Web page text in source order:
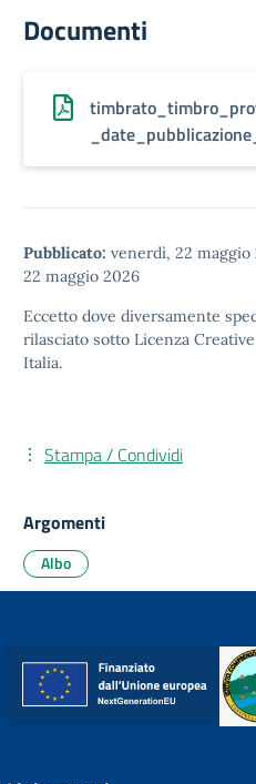
Documenti
Pubblicato: venerdì, 22 maggio
22 maggio 2026
Eccetto dove diversamente
rilasciato sotto Licenza
Italia.
Stampa / Condividi
Argomenti
Albo